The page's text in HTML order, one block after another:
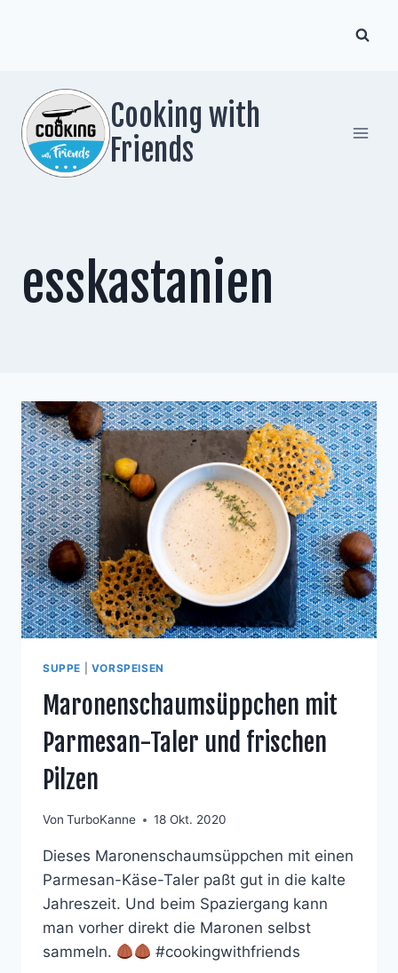
Cooking with
Friends
esskastanien
SUPPE VORSPEISEN
Maronenschaumsüppchen mit
Parmesan-Taler und frischen
Pilzen
Von TurboKanne 18 Okt. 2020
Dieses Maronenschaumsüppchen mit einen
Parmesan-Käse-Taler paßt gut in die kalte
Jahreszeit. Und beim Spaziergang kann
man vorher direkt die Maronen selbst
sammeln.
#cookingwithfriends